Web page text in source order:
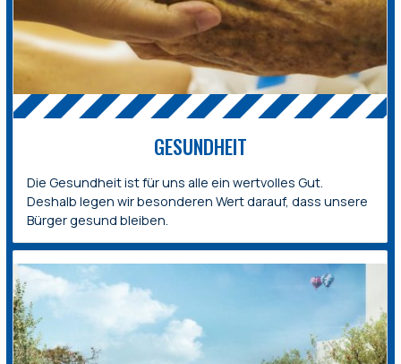
GESUNDHEIT
Die Gesundheit ist für uns alle ein wertvolles Gut.
Deshalb legen wir besonderen Wert darauf, dass unsere
Bürger gesund bleiben.